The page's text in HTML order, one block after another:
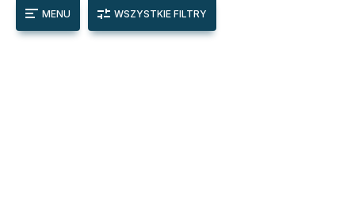
MENU WSZYSTKIE FILTRY